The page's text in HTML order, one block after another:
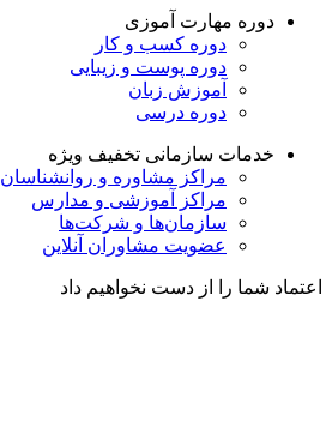
دوره مهارت آموزی
دوره کسب و کار
دوره پوست و زیبایی
آموزش زبان
دوره درسی
خدمات سازمانی تخفیف ویژه
مراکز مشاوره و روانشناسان
مراکز آموزشی و مدارس
سازمان‌ها و شرکت‌ها
عضویت مشاوران آنلاین
اعتماد شما را از دست نخواهیم داد